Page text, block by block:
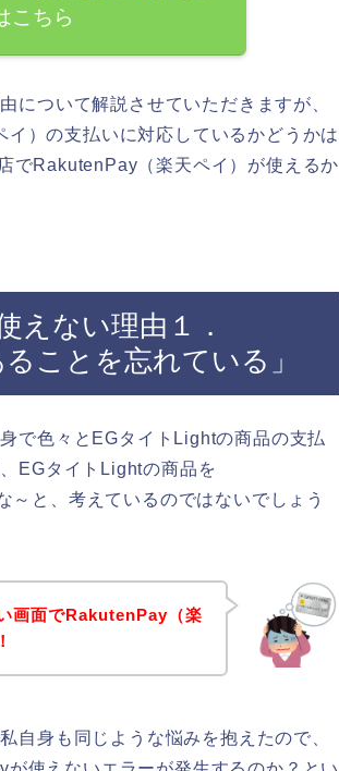
こちら
について解説させていただきますが、
）の支払いに対応しているかどうかは
でRakutenPay（楽天ペイ）が使えるか
えない理由１．
ことを忘れている」
で色々とEGタイトLightの商品の支払
EGタイトLightの商品を
と、考えているのではないでしょう
画面でRakutenPay（楽
自身も同じような悩みを抱えたので、